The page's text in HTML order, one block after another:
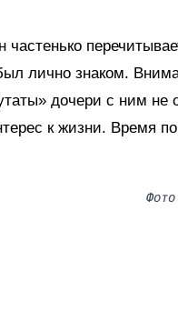
лично знаком.
дочери с ним не
к жизни. Время